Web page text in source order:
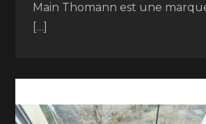
Main Thomann est une
[…]